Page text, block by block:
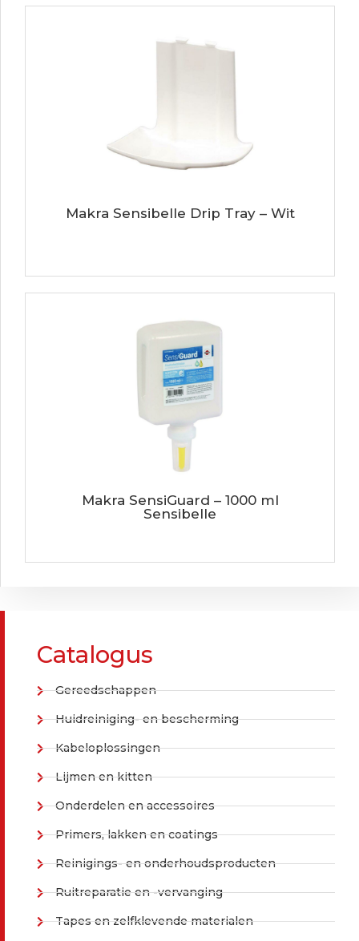
Catalogus
Gereedschappen
Huidreiniging- en bescherming
Kabeloplossingen
Lijmen en kitten
Onderdelen en accessoires
Primers, lakken en coatings
Reinigings- en onderhoudsproducten
Ruitreparatie en -vervanging
Tapes en zelfklevende materialen
Makra Sensibelle Drip Tray – Wit
Makra SensiGuard – 1000 ml
Sensibelle